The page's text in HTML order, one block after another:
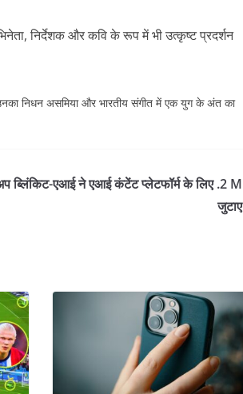
निर्देशक और कवि के रूप में भी उत्कृष्ट प्रदर्शन
निधन असमिया और भारतीय संगीत में एक युग के अंत का
ब्लिंकिट-एआई ने एआई कंटेंट प्लेटफॉर्म के लिए .2 M
जुटाए